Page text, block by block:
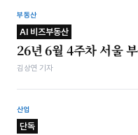
부동산
AI 비즈부동산
26년 6월 4주차 서울
김상연 기자
산업
단독